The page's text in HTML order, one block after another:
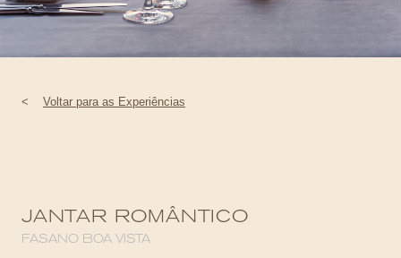
< Voltar para as Experiências
JANTAR ROMÂNTICO
FASANO BOA VISTA